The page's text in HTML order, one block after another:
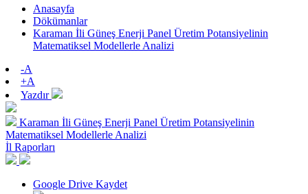
Anasayfa
Dökümanlar
Karaman İli Güneş Enerji Panel Üretim Potansiyelinin
Matematiksel Modellerle Analizi
-A
+A
Yazdır
Karaman İli Güneş Enerji Panel Üretim Potansiyelinin
Matematiksel Modellerle Analizi
İl Raporları
Google Drive Kaydet